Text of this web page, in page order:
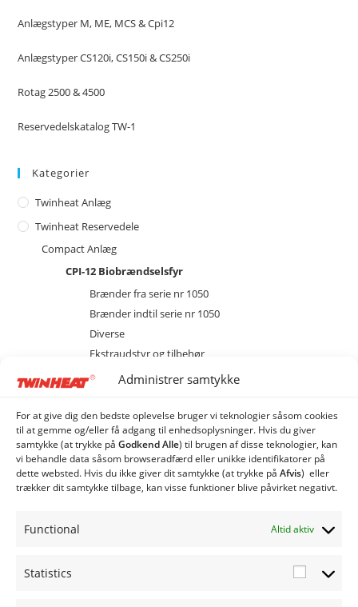
Administrer samtykke
For at give dig den bedste oplevelse bruger vi teknologier såsom cookies
til at gemme og/eller få adgang til enhedsoplysninger. Hvis du giver
samtykke (at trykke på Godkend Alle) til brugen af ​​disse teknologier, kan
vi behandle data såsom browseradfærd eller unikke identifikatorer på
dette websted. Hvis du ikke giver dit samtykke (at trykke på Afvis) eller
trækker dit samtykke tilbage, kan visse funktioner blive påvirket negativt.
Functional Altid aktiv
Statistics
Anlægstyper M, ME, MCS & Cpi12
Anlægstyper CS120i, CS150i & CS250i
Rotag 2500 & 4500
Reservedelskatalog TW-1
Kategorier
Twinheat Anlæg
Twinheat Reservedele
Compact Anlæg
CPI-12 Biobrændselsfyr
Brænder fra serie nr 1050
Brænder indtil serie nr 1050
Diverse
Ekstraudstyr og tilbehør
EL
Magasin
Sprinkler
TW-1 Pillefyr
Combi Anlæg
Industri Anlæg